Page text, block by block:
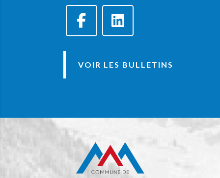
VOIR LES BULLETINS